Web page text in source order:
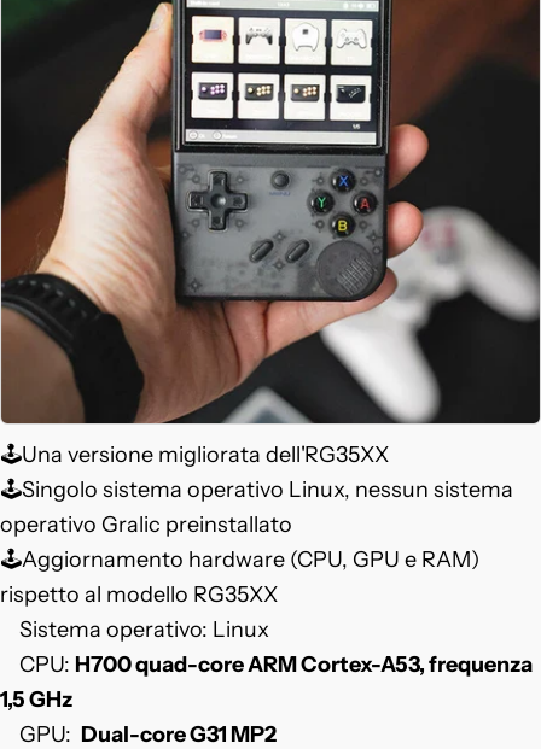
🕹️Una versione migliorata dell'RG35XX
🕹️Singolo sistema operativo Linux, nessun sistema
operativo Gralic preinstallato
🕹️Aggiornamento hardware (CPU, GPU e RAM)
rispetto al modello RG35XX
Sistema operativo: Linux
CPU: H700 quad-core ARM Cortex-A53, frequenza
1,5 GHz
GPU: Dual-core G31 MP2